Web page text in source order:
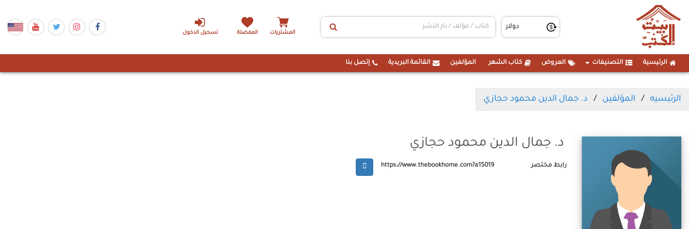
تسجيل الدخول المشتريات المفضلة
الرئيسية التصنيفات العروض كتاب الشهر المؤلفين القائمة البريدية إتصل بنا
الرئيسيه المؤلفين د. جمال الدين محمود حجازي
د. جمال الدين محمود حجازي
رابط مختصر https://www.thebookhome.com?a15019